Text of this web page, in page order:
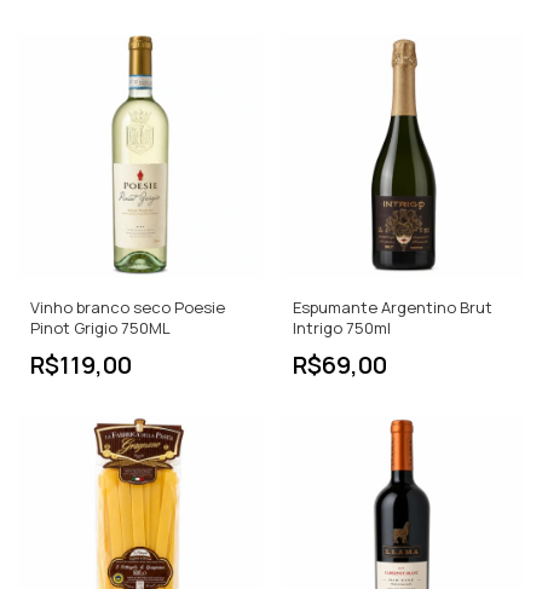
Vinho branco seco Poesie
Pinot Grigio 750ML
R$119,00
Espumante Argentino Brut
Intrigo 750ml
R$69,00